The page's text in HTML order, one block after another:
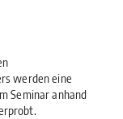
werden eine
Seminar anhand